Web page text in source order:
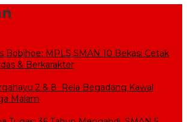
Bobihoe: MPLS SMAN 10 Bekasi Cetak
& Berkarakter
2 & 8 Rela Begadang Kawal
Malam